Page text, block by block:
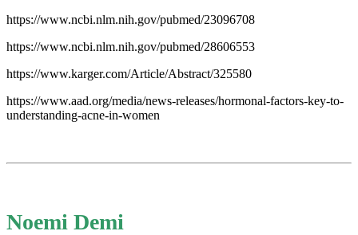
https://www.ncbi.nlm.nih.gov/pubmed/23096708
https://www.ncbi.nlm.nih.gov/pubmed/28606553
https://www.karger.com/Article/Abstract/325580
https://www.aad.org/media/news-releases/hormonal-factors-key-to-
understanding-acne-in-women
Noemi Demi